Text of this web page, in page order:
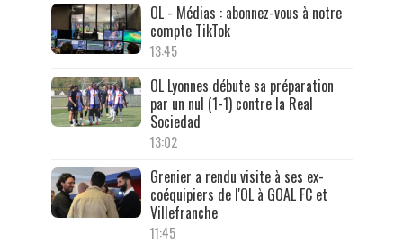
OL - Médias : abonnez-vous à notre
compte TikTok
13:45
OL Lyonnes débute sa préparation
par un nul (1-1) contre la Real
Sociedad
13:02
Grenier a rendu visite à ses ex-
coéquipiers de l'OL à GOAL FC et
Villefranche
11:45